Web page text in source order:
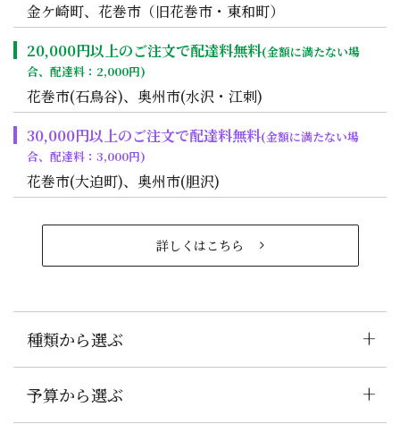
金ケ崎町、花巻市（旧花巻市・東和町）
20,000円以上のご注文で配達料無料(金額に満たない場
合、配達料：2,000円)
花巻市(石鳥谷)、奥州市(水沢・江刺)
30,000円以上のご注文で配達料無料(金額に満たない場
合、配達料：3,000円)
花巻市(大迫町)、奥州市(胆沢)
詳しくはこちら
種類から選ぶ +
予算から選ぶ +